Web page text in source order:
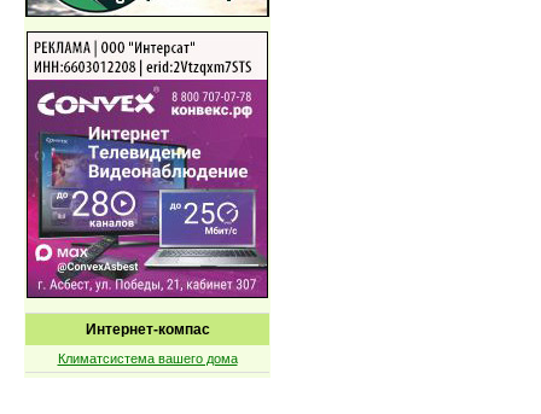
Интернет-компас
Климатсистема вашего дома